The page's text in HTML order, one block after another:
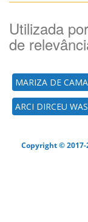
Utilizada
de
MARIZA DE
ARCI DIRCEU
Copyright © 2017-